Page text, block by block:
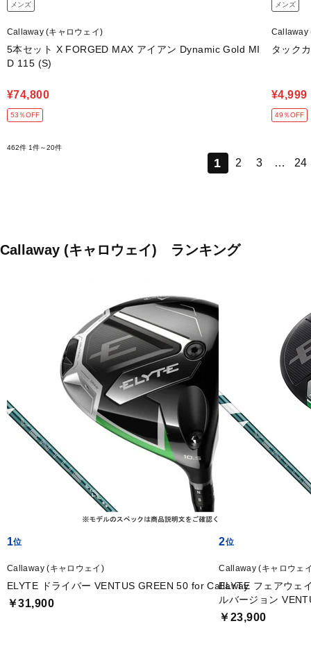
メンズ
Callaway (キャロウェイ)
5本セット X FORGED MAX アイアン Dynamic Gold MI
D 115 (S)
¥74,800
53％OFF
メンズ
Callaway
タック
¥4,999
49％OFF
462件 1件～20件
1 2 3 … 24
Callaway (キャロウェイ) ランキング
1
Callaway (キャロウェイ)
ELYTE ドライバー VENTUS GREEN 50 for Callaway
￥31,900
2
Callaway (キャロウェ
ELYTE フェアウェ
ルバージョン
￥23,900